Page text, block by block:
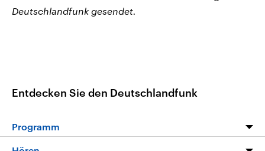
Deutschlandfunk gesendet.
Entdecken Sie den Deutschlandfunk
Programm
Programm